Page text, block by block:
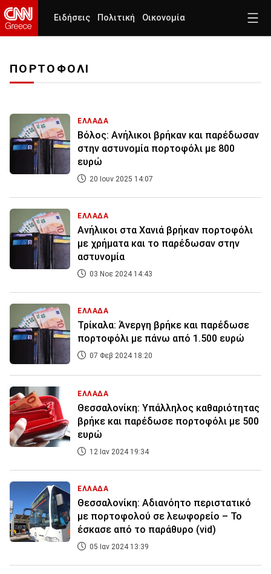
Ειδήσεις Πολιτική Οικονομία
ΠΟΡΤΟΦΟΛΙ
ΕΛΛΑΔΑ
Βόλος: Ανήλικοι βρήκαν και παρέδωσαν
στην αστυνομία πορτοφόλι με 800
ευρώ
20 Ιουν 2025 14:07
ΕΛΛΑΔΑ
Ανήλικοι στα Χανιά βρήκαν πορτοφόλι
με χρήματα και το παρέδωσαν στην
αστυνομία
03 Νοε 2024 14:43
ΕΛΛΑΔΑ
Τρίκαλα: Άνεργη βρήκε και παρέδωσε
πορτοφόλι με πάνω από 1.500 ευρώ
07 Φεβ 2024 18:20
ΕΛΛΑΔΑ
Θεσσαλονίκη: Υπάλληλος καθαριότητας
βρήκε και παρέδωσε πορτοφόλι με 500
ευρώ
12 Ιαν 2024 19:34
ΕΛΛΑΔΑ
Θεσσαλονίκη: Αδιανόητο περιστατικό
με πορτοφολού σε λεωφορείο – Το
έσκασε από το παράθυρο (vid)
05 Ιαν 2024 13:39